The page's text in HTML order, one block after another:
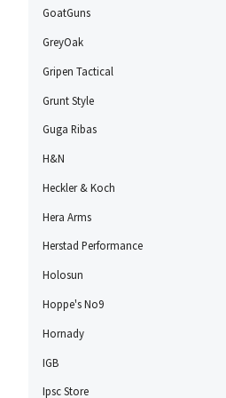
GoatGuns
GreyOak
Gripen Tactical
Grunt Style
Guga Ribas
H&N
Heckler & Koch
Hera Arms
Herstad Performance
Holosun
Hoppe's No9
Hornady
IGB
Ipsc Store